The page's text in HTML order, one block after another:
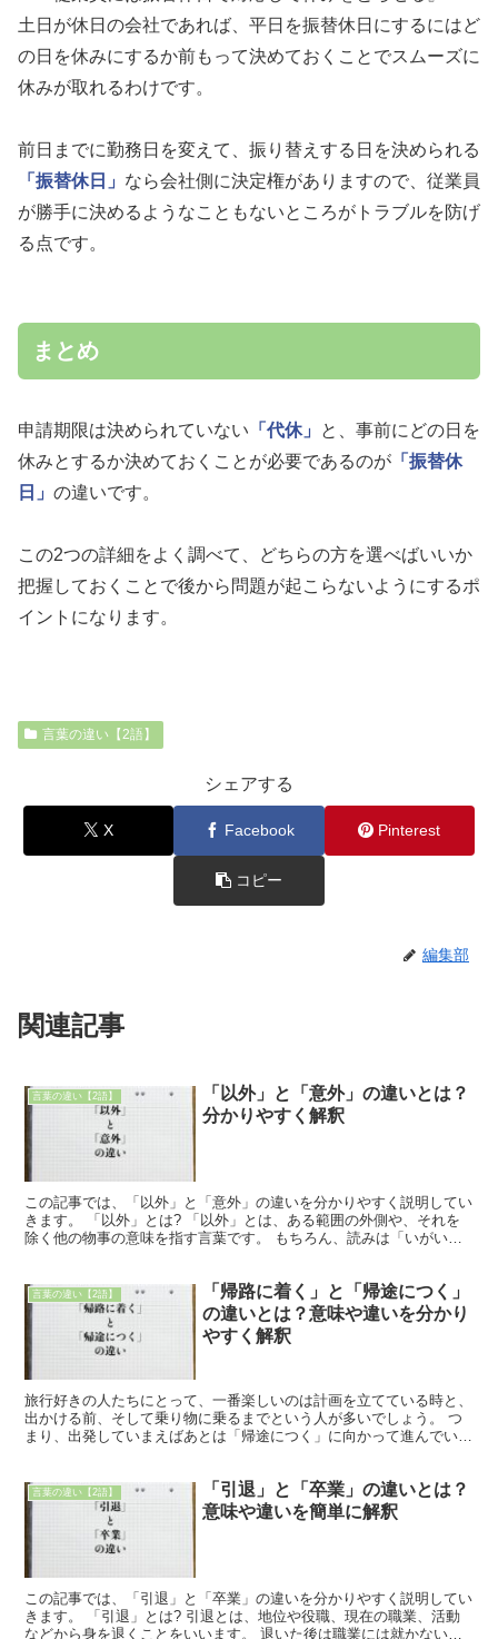
土日が休日の会社であれば、平日を振替休日にするにはど
の日を休みにするか前もって決めておくことでスムーズに
休みが取れるわけです。
前日までに勤務日を変えて、振り替えする日を決められる
「振替休日」 なら会社側に決定権がありますので、従業員
が勝手に決めるようなこともないところがトラブルを防げ
る点です。
まとめ
申請期限は決められていない 「代休」
と、事前にどの日を
休みとするか決めておくことが必要であるのが 「振替休
日」 の違いです。
この2つの詳細をよく調べて、どちらの方を選べばいいか
把握しておくことで後から問題が起こらないようにするポ
イントになります。
言葉の違い【2語】
シェアする
X Facebook Pinterest
コピー
編集部
関連記事
言葉の違い【2語】
「以外」と「意外」の違いとは？
分かりやすく解釈
この記事では、「以外」と「意外」の違いを分かりやすく説明してい
きます。 「以外」とは? 「以外」とは、ある範囲の外側や、それを
除く他の物事の意味を指す言葉です。 もちろん、読みは「いがい」
言葉の違い【2語】
「帰路に着く」と「帰途につく」
の違いとは？意味や違いを分かり
やすく解釈
旅行好きの人たちにとって、一番楽しいのは計画を立てている時と、
出かける前、そして乗り物に乗るまでという人が多いでしょう。 つ
まり、出発していまえばあとは「帰途につく」に向かって進んでいく
言葉の違い【2語】
「引退」と「卒業」の違いとは？
意味や違いを簡単に解釈
この記事では、「引退」と「卒業」の違いを分かりやすく説明してい
きます。 「引退」とは? 引退とは、地位や役職、現在の職業、活動
などから身を退くことをいいます。 退いた後は職業には就かないの